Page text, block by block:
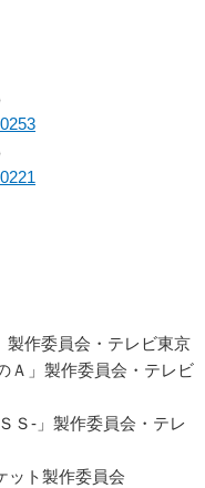
製作委員会・テレビ東京
Ａ」製作委員会・テレビ
Ｓ-」製作委員会・テレ
ット製作委員会